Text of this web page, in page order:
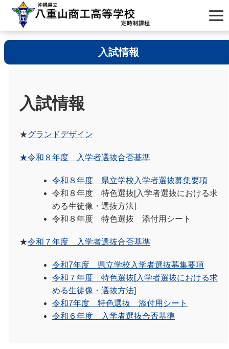
入試情報
入試情報
★グランドデザイン
★令和８年度 入学者選抜合否基準
令和８年度 県立学校入学者選抜募集要項
令和８年度 特色選抜[入学者選抜における求
める生徒像・選抜方法]
令和８年度 特色選抜 添付用シート
★令和７年度 入学者選抜合否基準
令和7年度 県立学校入学者選抜募集要項
令和７年度 特色選抜[入学者選抜における求
める生徒像・選抜方法]
令和7年度 特色選抜 添付用シート
令和６年度 入学者選抜合否基準